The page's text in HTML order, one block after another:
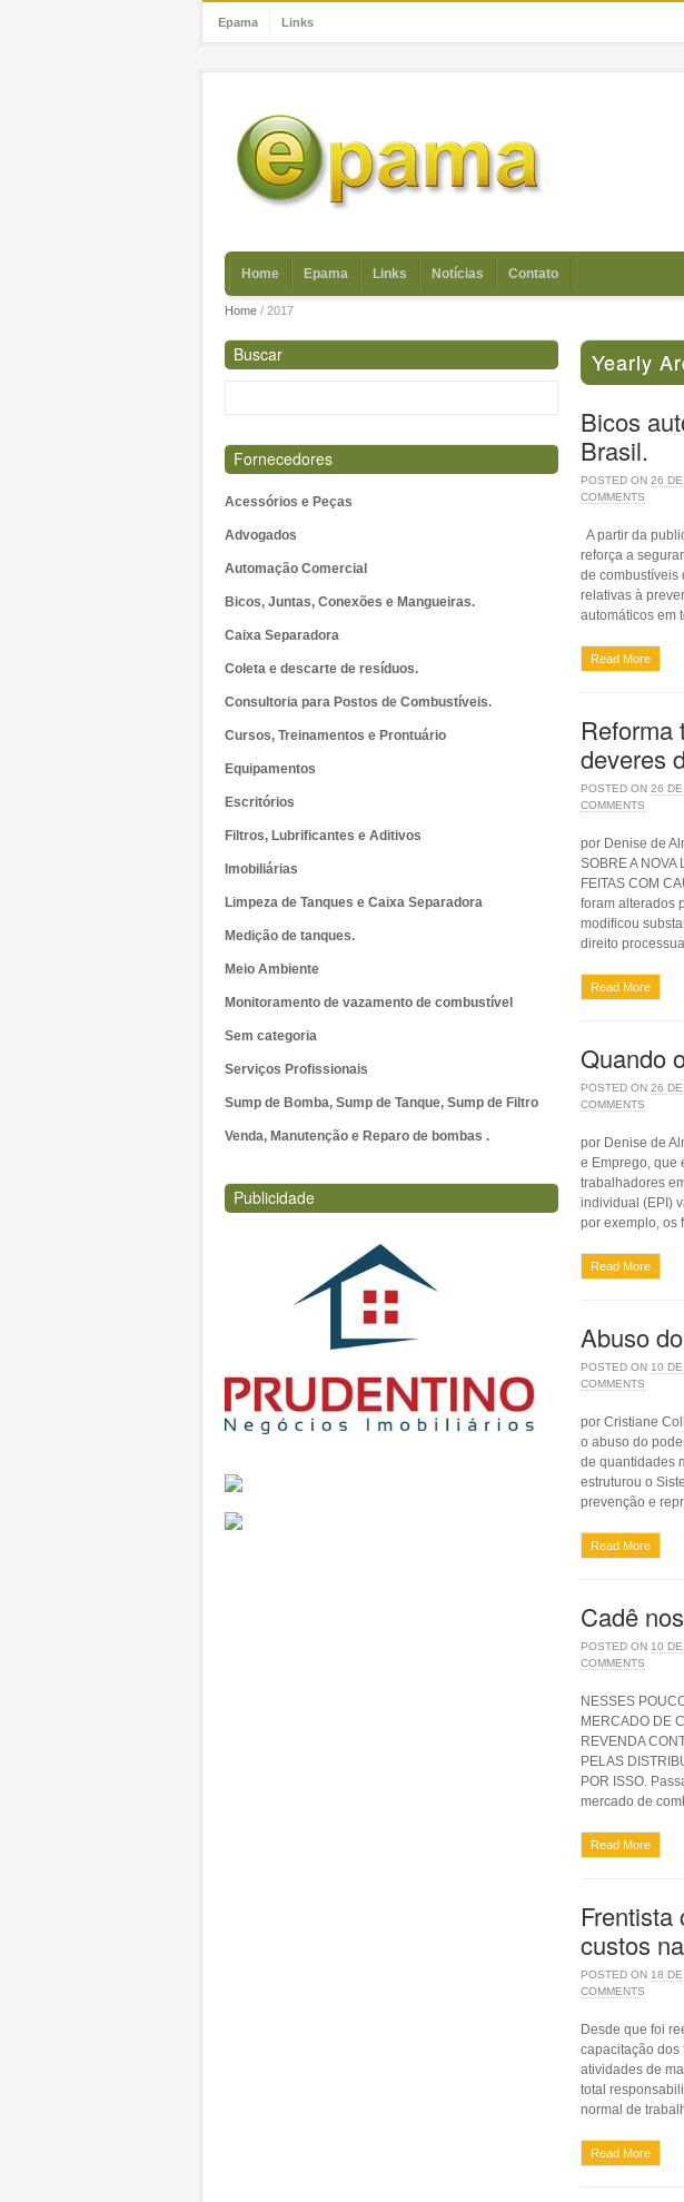
Epama Links
Home Epama Links Notícias Contato
Home/ 2017
Buscar
Fornecedores
Acessórios e Peças
Advogados
Automação Comercial
Bicos, Juntas, Conexões e Mangueiras.
Caixa Separadora
Coleta e descarte de resíduos.
Consultoria para Postos de Combustíveis.
Cursos, Treinamentos e Prontuário
Equipamentos
Escritórios
Filtros, Lubrificantes e Aditivos
Imobiliárias
Limpeza de Tanques e Caixa Separadora
Medição de tanques.
Meio Ambiente
Monitoramento de vazamento de combustível
Sem categoria
Serviços Profissionais
Sump de Bomba, Sump de Tanque, Sump de Filtro
Venda, Manutenção e Reparo de bombas .
Publicidade
Yearly
Bicos
Brasil.
POSTED ON 26
COMMENTS
A partir da
reforça a
de combustíveis
relativas à
automáticos em
Read More
Reforma
deveres
POSTED ON 26
COMMENTS
por Denise de
SOBRE A NOVA
FEITAS COM
foram alterados
modificou
direito
Read More
Quando
POSTED ON 26
COMMENTS
por Denise de
e Emprego, que
trabalhadores
individual (EPI)
por exemplo, os
Read More
Abuso
POSTED ON 10
COMMENTS
por Cristiane
o abuso do
de quantidades
estruturou o
prevenção e
Read More
Cadê
POSTED ON 10
COMMENTS
NESSES
MERCADO DE
REVENDA
PELAS
POR ISSO.
mercado de
Read More
custos
POSTED ON 18
COMMENTS
Desde que foi
capacitação dos
atividades de
total
normal de
Read More